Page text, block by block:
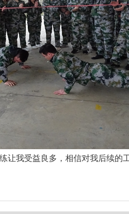
我受益良多，相信对我后续的